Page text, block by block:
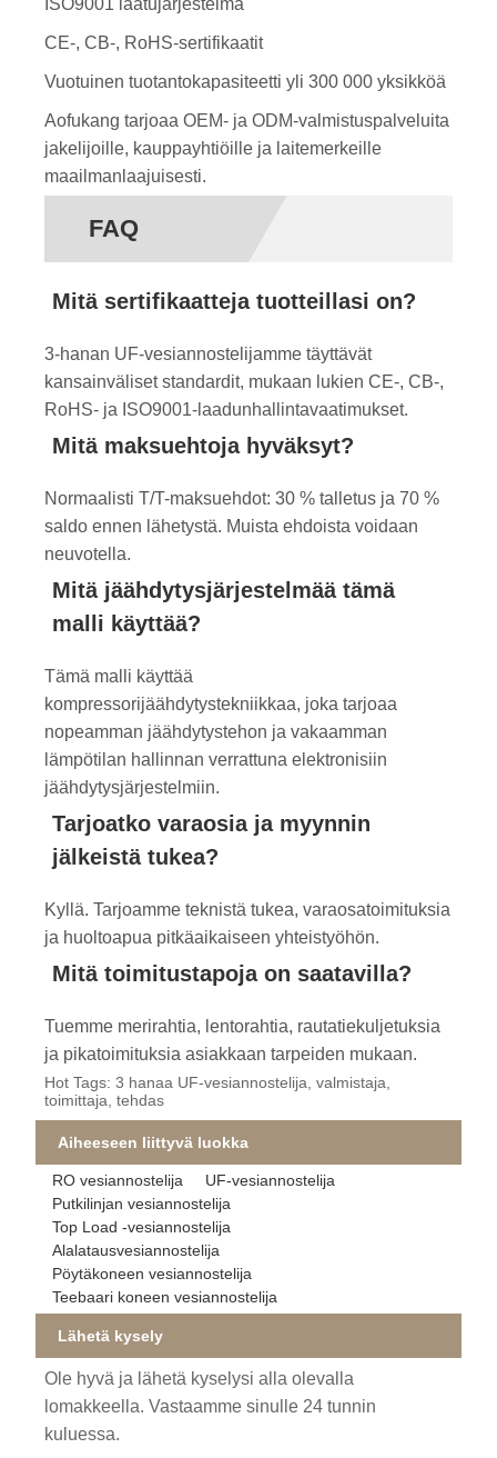
ISO9001 laatujärjestelmä
CE-, CB-, RoHS-sertifikaatit
Vuotuinen tuotantokapasiteetti yli 300 000 yksikköä
Aofukang tarjoaa OEM- ja ODM-valmistuspalveluita
jakelijoille, kauppayhtiöille ja laitemerkeille
maailmanlaajuisesti.
FAQ
Mitä sertifikaatteja tuotteillasi on?
3-hanan UF-vesiannostelijamme täyttävät
kansainväliset standardit, mukaan lukien CE-, CB-,
RoHS- ja ISO9001-laadunhallintavaatimukset.
Mitä maksuehtoja hyväksyt?
Normaalisti T/T-maksuehdot: 30 % talletus ja 70 %
saldo ennen lähetystä. Muista ehdoista voidaan
neuvotella.
Mitä jäähdytysjärjestelmää tämä
malli käyttää?
Tämä malli käyttää
kompressorijäähdytystekniikkaa, joka tarjoaa
nopeamman jäähdytystehon ja vakaamman
lämpötilan hallinnan verrattuna elektronisiin
jäähdytysjärjestelmiin.
Tarjoatko varaosia ja myynnin
jälkeistä tukea?
Kyllä. Tarjoamme teknistä tukea, varaosatoimituksia
ja huoltoapua pitkäaikaiseen yhteistyöhön.
Mitä toimitustapoja on saatavilla?
Tuemme merirahtia, lentorahtia, rautatiekuljetuksia
ja pikatoimituksia asiakkaan tarpeiden mukaan.
Hot Tags: 3 hanaa UF-vesiannostelija, valmistaja,
toimittaja, tehdas
Aiheeseen liittyvä luokka
RO vesiannostelija
UF-vesiannostelija
Putkilinjan vesiannostelija
Top Load -vesiannostelija
Alalatausvesiannostelija
Pöytäkoneen vesiannostelija
Teebaari koneen vesiannostelija
Lähetä kysely
Ole hyvä ja lähetä kyselysi alla olevalla
lomakkeella. Vastaamme sinulle 24 tunnin
kuluessa.